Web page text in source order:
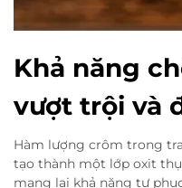
Khả năng
vượt trội và
Hàm lượng crôm trong
tạo thành một lớp oxit
mang lại khả năng tự